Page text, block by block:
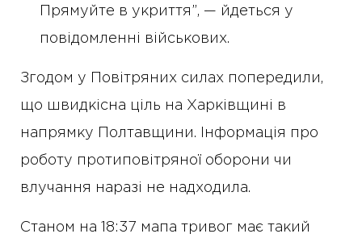
Прямуйте в укриття”, — йдеться у
повідомленні військових.
Згодом у Повітряних силах попередили,
що швидкісна ціль на Харківщині в
напрямку Полтавщини. Інформація про
роботу протиповітряної оборони чи
влучання наразі не надходила.
Станом на 18:37 мапа тривог має такий